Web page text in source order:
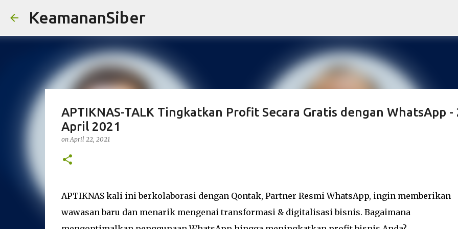
KeamananSiber
APTIKNAS-TALK Tingkatkan Profit Secara Gratis dengan WhatsApp -
April 2021
onApril 22, 2021
APTIKNAS kali ini berkolaborasi dengan Qontak, Partner Resmi WhatsApp, ingin memberikan
wawasan baru dan menarik mengenai transformasi & digitalisasi bisnis. Bagaimana